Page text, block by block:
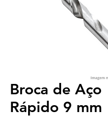
Broca de Aço
Rápido 9 mm